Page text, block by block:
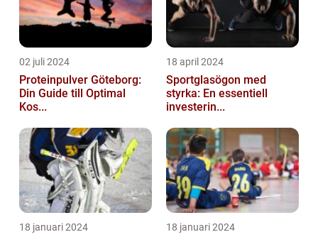
02 juli 2024
Proteinpulver Göteborg:
Din Guide till Optimal
Kos...
18 april 2024
Sportglasögon med
styrka: En essentiell
investerin...
18 januari 2024 18 januari 2024